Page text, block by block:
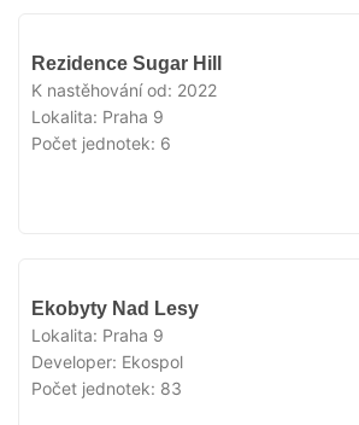
Rezidence Sugar Hill
K nastěhování od: 2022
Lokalita: Praha 9
Počet jednotek: 6
Ekobyty Nad Lesy
Lokalita: Praha 9
Developer: Ekospol
Počet jednotek: 83